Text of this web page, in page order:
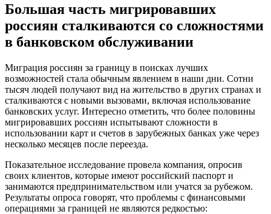
Большая часть мигрировавших
россиян сталкиваются со сложностями
в банковском обслуживании
Миграция россиян за границу в поисках лучших
возможностей стала обычным явлением в наши дни. Сотни
тысяч людей получают вид на жительство в других странах и
сталкиваются с новыми вызовами, включая использование
банковских услуг. Интересно отметить, что более половины
мигрировавших россиян испытывают сложности в
использовании карт и счетов в зарубежных банках уже через
несколько месяцев после переезда.
Показательное исследование провела компания, опросив
своих клиентов, которые имеют российский паспорт и
занимаются предпринимательством или учатся за рубежом.
Результаты опроса говорят, что проблемы с финансовыми
операциями за границей не являются редкостью: